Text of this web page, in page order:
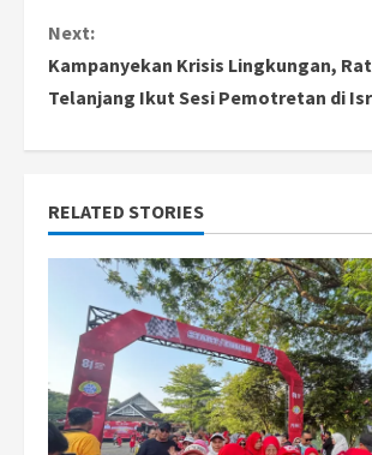
n
t
u
e
a
Next:
Kampanyekan Krisis Lingkungan,
Telanjang Ikut Sesi Pemotretan di
RELATED STORIES